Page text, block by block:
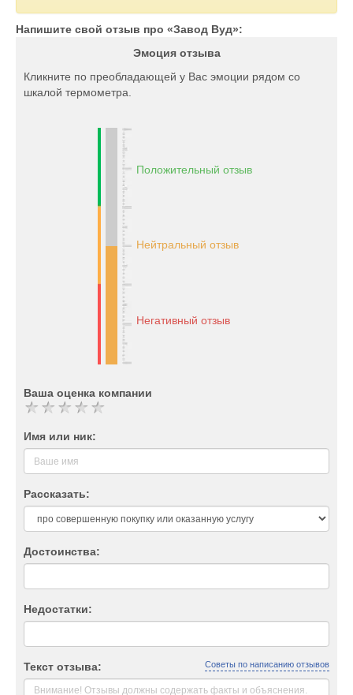
Напишите свой отзыв про «Завод Вуд»:
Эмоция отзыва
Кликните по преобладающей у Вас эмоции рядом со
шкалой термометра.
Положительный отзыв
Нейтральный отзыв
Негативный отзыв
Ваша оценка компании
Имя или ник:
Рассказать:
Достоинства:
Недостатки:
Текст отзыва: Советы по написанию отзывов